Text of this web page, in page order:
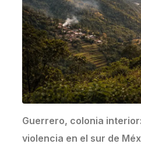
Guerrero, colonia
violencia en el sur de